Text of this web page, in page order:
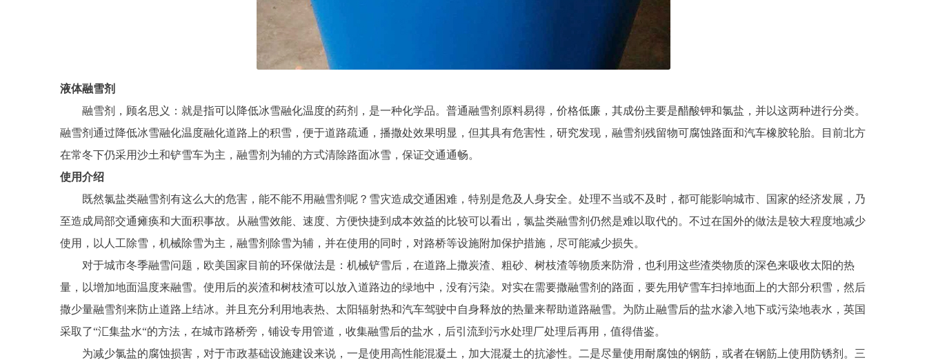
液体融雪剂
融雪剂，顾名思义：就是指可以降低冰雪融化温度的药剂，是一种化学品。普通融雪剂原料易得，价格低廉，其成份主要是醋酸钾和氯盐，并以这两种进行分类。
融雪剂通过降低冰雪融化温度融化道路上的积雪，便于道路疏通，播撒处效果明显，但其具有危害性，研究发现，融雪剂残留物可腐蚀路面和汽车橡胶轮胎。目前北方
在常冬下仍采用沙土和铲雪车为主，融雪剂为辅的方式清除路面冰雪，保证交通通畅。
使用介绍
既然氯盐类融雪剂有这么大的危害，能不能不用融雪剂呢？雪灾造成交通困难，特别是危及人身安全。处理不当或不及时，都可能影响城市、国家的经济发展，乃
至造成局部交通瘫痪和大面积事故。从融雪效能、速度、方便快捷到成本效益的比较可以看出，氯盐类融雪剂仍然是难以取代的。不过在国外的做法是较大程度地减少
使用，以人工除雪，机械除雪为主，融雪剂除雪为辅，并在使用的同时，对路桥等设施附加保护措施，尽可能减少损失。
对于城市冬季融雪问题，欧美国家目前的环保做法是：机械铲雪后，在道路上撒炭渣、粗砂、树枝渣等物质来防滑，也利用这些渣类物质的深色来吸收太阳的热
量，以增加地面温度来融雪。使用后的炭渣和树枝渣可以放入道路边的绿地中，没有污染。对实在需要撒融雪剂的路面，要先用铲雪车扫掉地面上的大部分积雪，然后
撒少量融雪剂来防止道路上结冰。并且充分利用地表热、太阳辐射热和汽车驾驶中自身释放的热量来帮助道路融雪。为防止融雪后的盐水渗入地下或污染地表水，英国
采取了“汇集盐水“的方法，在城市路桥旁，铺设专用管道，收集融雪后的盐水，后引流到污水处理厂处理后再用，值得借鉴。
为减少氯盐的腐蚀损害，对于市政基础设施建设来说，一是使用高性能混凝土，加大混凝土的抗渗性。二是尽量使用耐腐蚀的钢筋，或者在钢筋上使用防锈剂。三